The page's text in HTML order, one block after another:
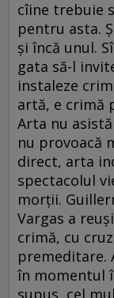
cîine trebuie
pentru asta.
şi încă unul.
gata să-l
instaleze
artă, e crimă
Arta nu
nu provoacă
direct, arta
spectacolul
morţii.
Vargas a
crimă, cu
premeditare.
în momentul
supus, cel